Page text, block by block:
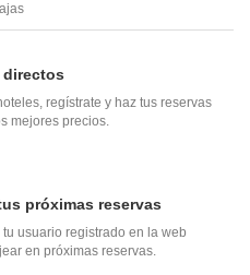
directos
regístrate y haz tus reservas
mejores precios.
próximas reservas
usuario registrado en la web
en próximas reservas.